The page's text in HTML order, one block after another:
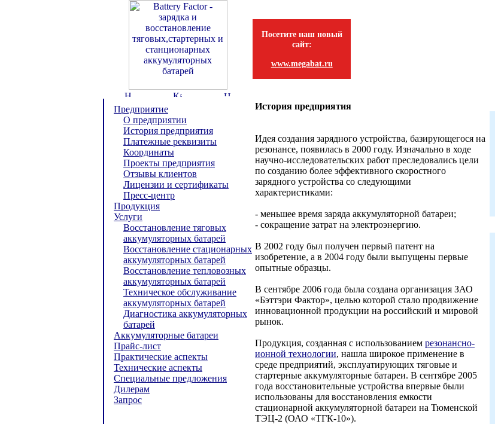
Посетите наш новый
сайт:
www.megabat.ru
Предприятие
О предприятии
История предприятия
Платежные реквизиты
Координаты
Проекты предприятия
Отзывы клиентов
Лицензии и сертификаты
Пресс-центр
Продукция
Услуги
Восстановление тяговых
аккумуляторных батарей
Восстановление стационарных
аккумуляторных батарей
Восстановление тепловозных
аккумуляторных батарей
Техническое обслуживание
аккумуляторных батарей
Диагностика аккумуляторных
батарей
Аккумуляторные батареи
Прайс-лист
Практические аспекты
Технические аспекты
Специальные предложения
Дилерам
Запрос
История предприятия
Идея создания зарядного устройства, базирующегося на
резонансе, появилась в 2000 году. Изначально в ходе
научно-исследовательских работ преследовались цели
по созданию более эффективного скоростного
зарядного устройства со следующими
характеристиками:
- меньшее время заряда аккумуляторной батареи;
- сокращение затрат на электроэнергию.
В 2002 году был получен первый патент на
изобретение, а в 2004 году были выпущены первые
опытные образцы.
В сентябре 2006 года была создана организация ЗАО
«Бэттэри Фактор», целью которой стало продвижение
инновационной продукции на российский и мировой
рынок.
Продукция, созданная с использованием резонансно-
ионной технологии, нашла широкое применение в
среде предприятий, эксплуатирующих тяговые и
стартерные аккумуляторные батареи. В сентябре 2005
года восстановительные устройства впервые были
использованы для восстановления емкости
стационарной аккумуляторной батареи на Тюменской
ТЭЦ-2 (ОАО «ТГК-10»).